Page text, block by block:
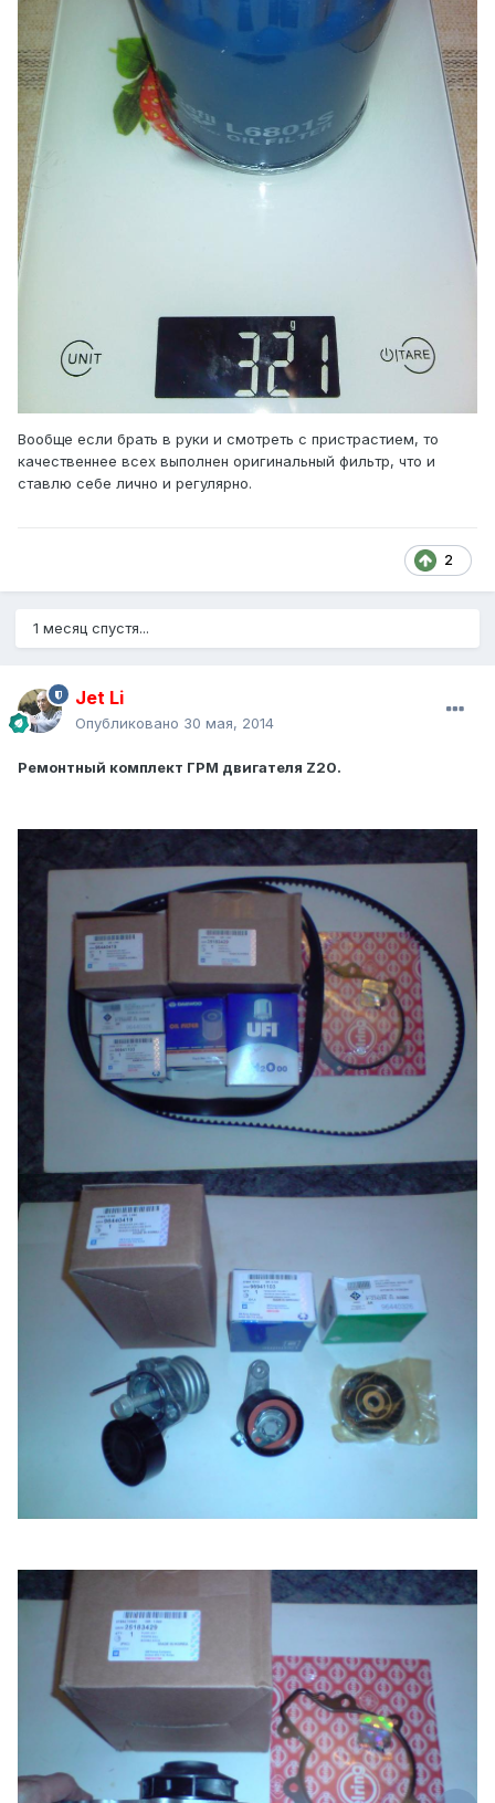
Вообще если брать в руки и смотреть с пристрастием, то
качественнее всех выполнен оригинальный фильтр, что и
ставлю себе лично и регулярно.
2
1 месяц спустя...
Jet Li
Опубликовано 30 мая, 2014
Ремонтный комплект ГРМ двигателя Z20.